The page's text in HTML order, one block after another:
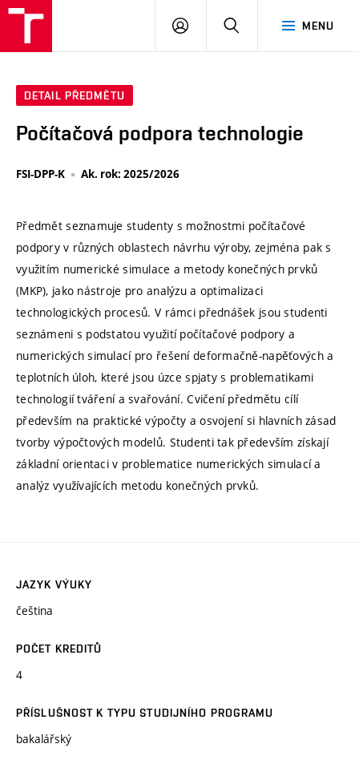
MENU
PŘIHLÁSIT
DETAIL PŘEDMĚTU
Počítačová podpora technologie
FSI-DPP-K Ak. rok: 2025/2026
Předmět seznamuje studenty s možnostmi počítačové
podpory v různých oblastech návrhu výroby, zejména pak s
využitím numerické simulace a metody konečných prvků
(MKP), jako nástroje pro analýzu a optimalizaci
technologických procesů. V rámci přednášek jsou studenti
seznámeni s podstatou využití počítačové podpory a
numerických simulací pro řešení deformačně-napěťových a
teplotních úloh, které jsou úzce spjaty s problematikami
technologií tváření a svařování. Cvičení předmětu cílí
především na praktické výpočty a osvojení si hlavních zásad
tvorby výpočtových modelů. Studenti tak především získají
základní orientaci v problematice numerických simulací a
analýz využívajících metodu konečných prvků.
JAZYK VÝUKY
čeština
POČET KREDITŮ
4
PŘÍSLUŠNOST K TYPU STUDIJNÍHO PROGRAMU
bakalářský